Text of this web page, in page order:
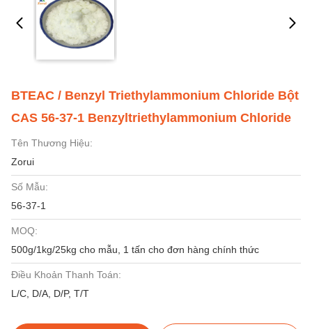
BTEAC / Benzyl Triethylammonium Chloride Bột
CAS 56-37-1 Benzyltriethylammonium Chloride
Tên Thương Hiệu:
Zorui
Số Mẫu:
56-37-1
MOQ:
500g/1kg/25kg cho mẫu, 1 tấn cho đơn hàng chính thức
Điều Khoản Thanh Toán:
L/C, D/A, D/P, T/T